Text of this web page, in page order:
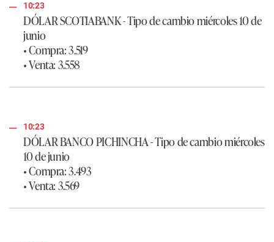
10:23
DÓLAR SCOTIABANK - Tipo de cambio miércoles 10 de
junio
• Compra: 3.519
• Venta: 3.558
10:23
DÓLAR BANCO PICHINCHA - Tipo de cambio miércoles
10 de junio
• Compra: 3.493
• Venta: 3.569